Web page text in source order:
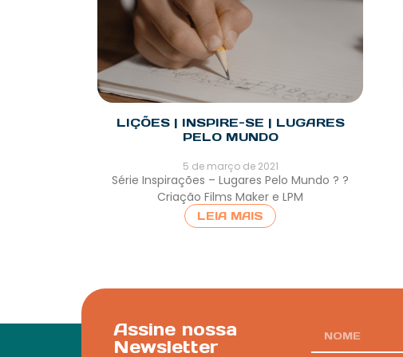
LIÇÕES | INSPIRE-SE | LUGARES
PELO MUNDO
5 de março de 2021
Série Inspirações – Lugares Pelo Mundo ? ?
Criação Films Maker e LPM
LEIA MAIS
Assine nossa
Newsletter